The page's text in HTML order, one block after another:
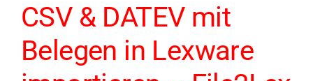
CSV & DATEV mit
Belegen in Lexware